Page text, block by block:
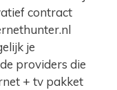
contract
je
providers die
+ tv pakket